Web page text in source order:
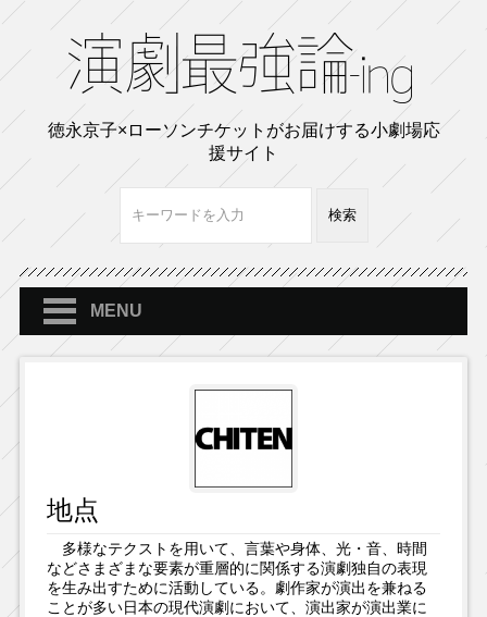
徳永京子×ローソンチケットがお届けする小劇場応
援サイト
MENU
地点
多様なテクストを用いて、言葉や身体、光・音、時間
などさまざまな要素が重層的に関係する演劇独自の表現
を生み出すために活動している。劇作家が演出を兼ねる
ことが多い日本の現代演劇において、演出家が演出業に